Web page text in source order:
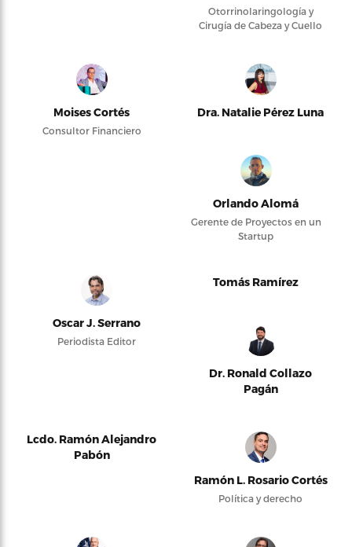
Otorrinolaringología y
Cirugía de Cabeza y Cuello
Moises Cortés
Consultor Financiero
Dra. Natalie Pérez Luna
Orlando Alomá
Gerente de Proyectos en un
Startup
Oscar J. Serrano
Periodista Editor
Tomás Ramírez
Dr. Ronald Collazo
Pagán
Lcdo. Ramón Alejandro
Pabón
Ramón L. Rosario Cortés
Política y derecho